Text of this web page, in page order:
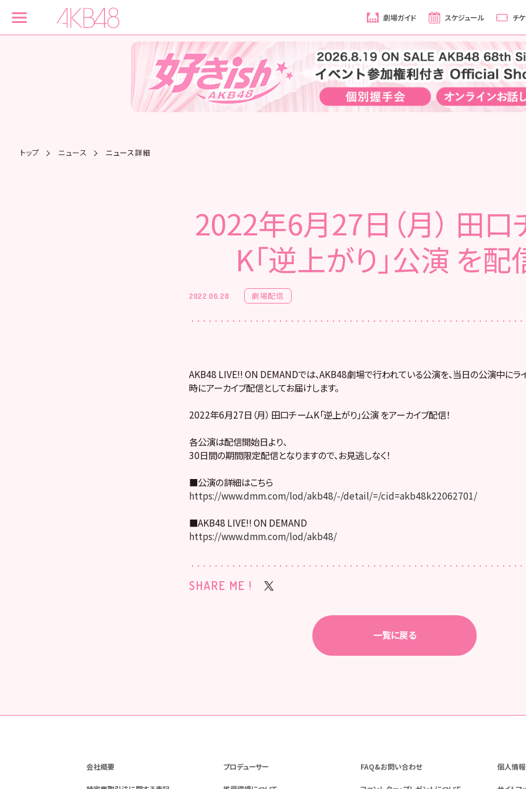
劇場ガイド スケジュール チ
トップ ニュース ニュース詳細
2022年6月27日（月） 田口
K「逆上がり」公演 を配
2022.06.28 劇場配信
AKB48 LIVE!! ON DEMANDでは、AKB48劇場で行われている公演を、当日の公演中に
時にアーカイブ配信としてお届けします。
2022年6月27日（月） 田口チームK「逆上がり」公演 をアーカイブ配信！
各公演は配信開始日より、
30日間の期間限定配信となりますので、お見逃しなく！
■公演の詳細はこちら
https://www.dmm.com/lod/akb48/-/detail/=/cid=akb48k22062701/
■AKB48 LIVE!! ON DEMAND
https://www.dmm.com/lod/akb48/
SHARE ME !
一覧に戻る
会社概要 プロデューサー FAQ&お問い合わせ 個人情